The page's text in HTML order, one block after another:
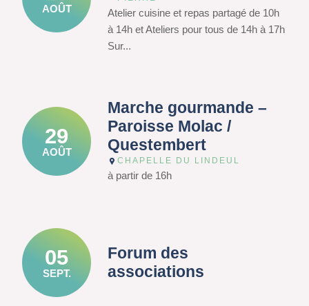
AOÛT
Atelier cuisine et repas partagé de 10h
à 14h et Ateliers pour tous de 14h à 17h
Sur...
29
AOÛT
Marche gourmande –
Paroisse Molac /
Questembert
CHAPELLE DU LINDEUL
à partir de 16h
05
SEPT.
Forum des
associations